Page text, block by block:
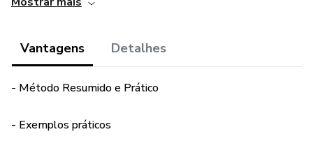
- A História das Metas e de onde surgiram
- Conceito de Metas segundo a Administração Moderna
- Conceito SMART
Vantagens Detalhes
- Método Resumido e Prático
- Exemplos práticos